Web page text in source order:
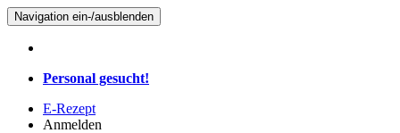
Navigation ein-/ausblenden
Personal gesucht!
E-Rezept
Anmelden